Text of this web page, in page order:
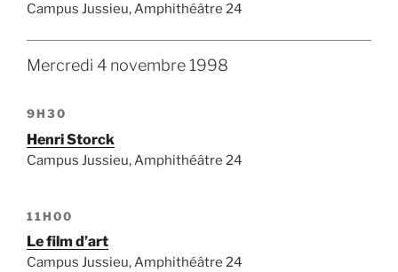
Campus Jussieu, Amphithéâtre 24
Mercredi 4 novembre 1998
9H30
Henri Storck
Campus Jussieu, Amphithéâtre 24
11H00
Le film d’art
Campus Jussieu, Amphithéâtre 24